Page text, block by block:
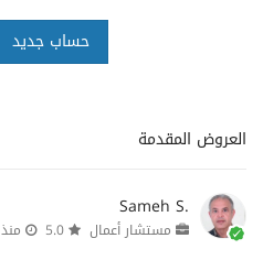
حساب جديد
العروض المقدمة
Sameh S.
مستشار أعمال منذ 11 شهرا